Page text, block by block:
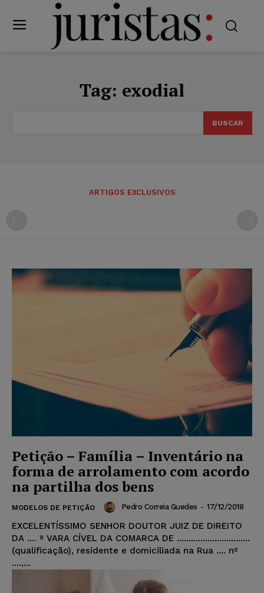
Tag: exodial
BUSCAR
ARTIGOS EXCLUSIVOS
Petição – Família – Inventário na
forma de arrolamento com acordo
na partilha dos bens
MODELOS DE PETIÇÃO Pedro Correia Guedes - 17/12/2018
EXCELENTÍSSIMO SENHOR DOUTOR JUIZ DE DIREITO
DA .... ª VARA CÍVEL DA COMARCA DE ...............................
(qualificação), residente e domiciliada na Rua .... nº
....,...